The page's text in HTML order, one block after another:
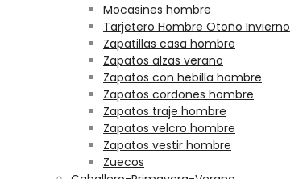
Mocasines hombre
Tarjetero Hombre Otoño Invierno
Zapatillas casa hombre
Zapatos alzas verano
Zapatos con hebilla hombre
Zapatos cordones hombre
Zapatos traje hombre
Zapatos velcro hombre
Zapatos vestir hombre
Zuecos